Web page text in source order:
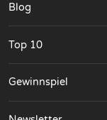
Blog
Top 10
Gewinnspiel